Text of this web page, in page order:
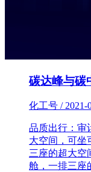
碳达峰与碳
化工号 / 2021-
品质出行：审
大空间，可坐
三座的超大空
舱，一排三座